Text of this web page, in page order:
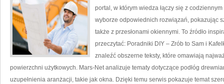
portal, w którym wiedza łączy się z
wyborze odpowiednich rozwiązań, pokazując
także z przesłonami okiennymi. To źródło
przeczytać: Poradniki DIY – Zrób to Sam i
znaleźć obszerne teksty, które omawiają
powierzchni użytkowych. Mars-Net analizuje tematy dotyczące podłóg
uzupełnienia aranżacji, takie jak okna. Dzięki temu serwis pokazuje temat